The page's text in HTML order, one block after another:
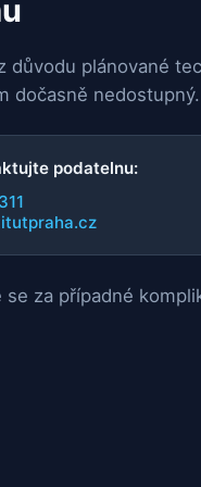
důvodu plánované
dočasně nedostupný.
podatelnu:
za případné